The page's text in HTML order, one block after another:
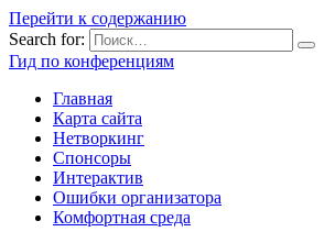
Перейти к содержанию
Search for:
Гид по конференциям
Главная
Карта сайта
Нетворкинг
Спонсоры
Интерактив
Ошибки организатора
Комфортная среда